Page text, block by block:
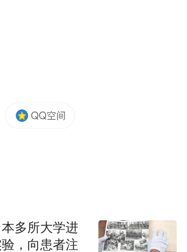
事件，跳出了传统犯罪类型
多所大学进
，向患者注